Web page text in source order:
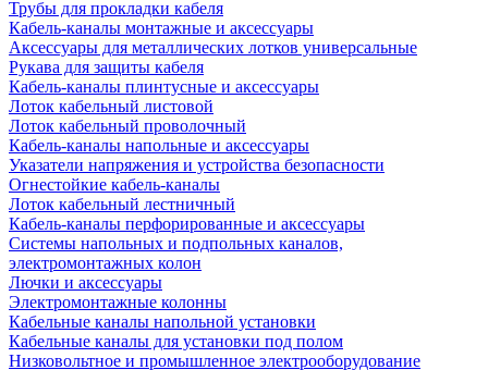
Трубы для прокладки кабеля
Кабель-каналы монтажные и аксессуары
Аксессуары для металлических лотков универсальные
Рукава для защиты кабеля
Кабель-каналы плинтусные и аксессуары
Лоток кабельный листовой
Лоток кабельный проволочный
Кабель-каналы напольные и аксессуары
Указатели напряжения и устройства безопасности
Огнестойкие кабель-каналы
Лоток кабельный лестничный
Кабель-каналы перфорированные и аксессуары
Системы напольных и подпольных каналов,
электромонтажных колон
Лючки и аксессуары
Электромонтажные колонны
Кабельные каналы напольной установки
Кабельные каналы для установки под полом
Низковольтное и промышленное электрооборудование